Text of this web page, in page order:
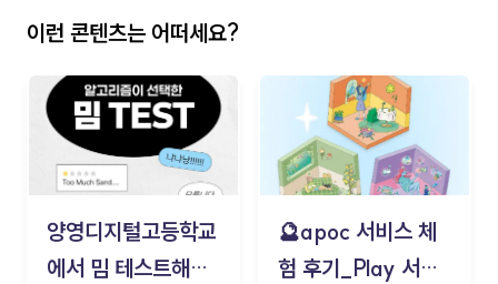
이런 콘텐츠는 어떠세요?
양영디지털고등학교
에서 밈 테스트해보
🔮apoc 서비스 체
험 후기_Play 서비